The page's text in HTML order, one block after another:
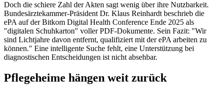
Doch die schiere Zahl der Akten sagt wenig über ihre Nutzbarkeit.
Bundesärztekammer-Präsident Dr. Klaus Reinhardt beschrieb die
ePA auf der Bitkom Digital Health Conference Ende 2025 als
"digitalen Schuhkarton" voller PDF-Dokumente. Sein Fazit: "Wir
sind Lichtjahre davon entfernt, qualifiziert mit der ePA arbeiten zu
können." Eine intelligente Suche fehlt, eine Unterstützung bei
diagnostischen Entscheidungen ist nicht absehbar.
Pflegeheime hängen weit zurück